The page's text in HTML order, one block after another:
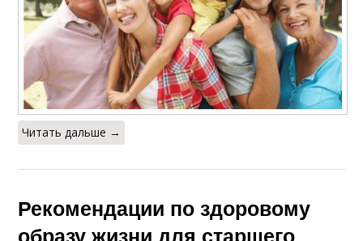
Читать дальше →
Рекомендации по здоровому